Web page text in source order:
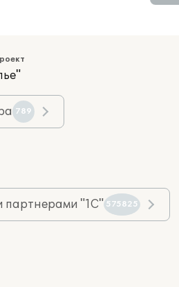
789
партнерами "1С" 575825